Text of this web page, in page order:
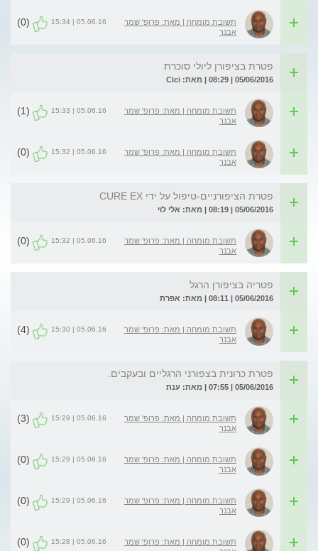
תשובת מומחה | מאת: פרופ' שמר
אבנר
05.06.16 | 15:34
(0)
פטרת בציפורן ליולי סוכרת
05/06/2016 | 08:29 | מאת: Cici
תשובת מומחה | מאת: פרופ' שמר
אבנר
05.06.16 | 15:33
(1)
תשובת מומחה | מאת: פרופ' שמר
אבנר
05.06.16 | 15:32
(0)
פטרת הציפורניים-טיפול על ידי CURE EX
05/06/2016 | 08:19 | מאת: אלי לוי
תשובת מומחה | מאת: פרופ' שמר
אבנר
05.06.16 | 15:32
(0)
פטריה בציפורן הרגל
05/06/2016 | 08:11 | מאת: אפרת
תשובת מומחה | מאת: פרופ' שמר
אבנר
05.06.16 | 15:30
(4)
פטרת כרונית בצפורני הרגליים ובעקבים.
05/06/2016 | 07:55 | מאת: ענת
תשובת מומחה | מאת: פרופ' שמר
אבנר
05.06.16 | 15:29
(3)
תשובת מומחה | מאת: פרופ' שמר
אבנר
05.06.16 | 15:29
(0)
תשובת מומחה | מאת: פרופ' שמר
אבנר
05.06.16 | 15:29
(0)
תשובת מומחה | מאת: פרופ' שמר
05.06.16 | 15:28
(0)